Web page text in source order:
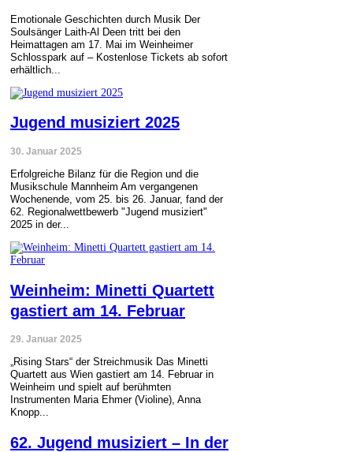
Emotionale Geschichten durch Musik Der
Soulsänger Laith-Al Deen tritt bei den
Heimattagen am 17. Mai im Weinheimer
Schlosspark auf – Kostenlose Tickets ab sofort
erhältlich...
Jugend musiziert 2025
30. Januar 2025
Erfolgreiche Bilanz für die Region und die
Musikschule Mannheim Am vergangenen
Wochenende, vom 25. bis 26. Januar, fand der
62. Regionalwettbewerb "Jugend musiziert"
2025 in der...
Weinheim: Minetti Quartett
gastiert am 14. Februar
29. Januar 2025
„Rising Stars“ der Streichmusik Das Minetti
Quartett aus Wien gastiert am 14. Februar in
Weinheim und spielt auf berühmten
Instrumenten Maria Ehmer (Violine), Anna
Knopp...
62. Jugend musiziert – In der